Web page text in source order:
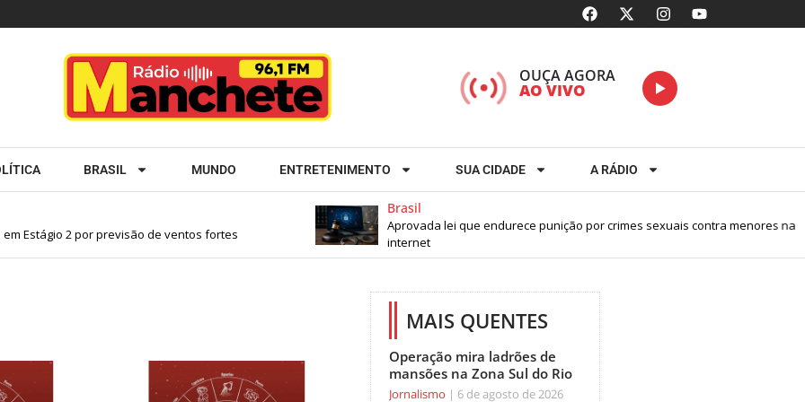
OUÇA AGORA
AO VIVO
BRASIL MUNDO ENTRETENIMENTO SUA CIDADE A RÁDIO
Estágio 2 por previsão de ventos fortes
Brasil
Aprovada lei que endurece punição por crimes sexuais contra menores na
internet
MAIS QUENTES
Operação mira ladrões de
mansões na Zona Sul do Rio
Jornalismo 6 de agosto de 2026